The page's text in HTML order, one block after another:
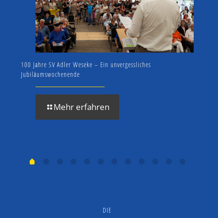
100 Jahre SV Adler Weseke – Ein unvergessliches
Jubiläumswochenende
Mehr erfahren
DIE